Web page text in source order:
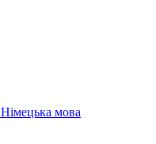
Німецька мова